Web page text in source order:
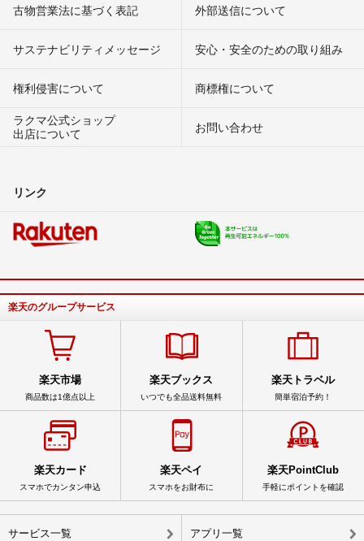
古物営業法に基づく表記 外部送信について
サステナビリティメッセージ 安心・安全のための取り組み
権利侵害について
商標権について
ラクマ公式ショップ
出店について
お問い合わせ
リンク
楽天のグループサービス
楽天市場
商品数は1億点以上
楽天ブックス
いつでも全品送料無料
楽天トラベル
簡単宿泊予約！
楽天カード
スマホでカンタン申込
楽天ペイ
スマホをお財布に
楽天PointClub
手軽にポイントを確認
サービス一覧 アプリ一覧